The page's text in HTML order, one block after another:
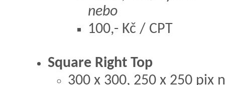
nebo
100,- Kč / CPT
Square Right Top
300 x 300, 250 x 250 pix